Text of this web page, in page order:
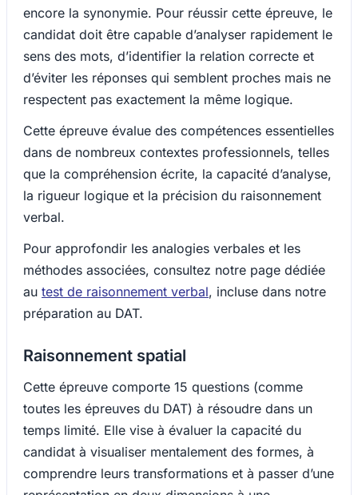
encore la synonymie. Pour réussir cette épreuve, le
candidat doit être capable d’analyser rapidement le
sens des mots, d’identifier la relation correcte et
d’éviter les réponses qui semblent proches mais ne
respectent pas exactement la même logique.
Cette épreuve évalue des compétences essentielles
dans de nombreux contextes professionnels, telles
que la compréhension écrite, la capacité d’analyse,
la rigueur logique et la précision du raisonnement
verbal.
Pour approfondir les analogies verbales et les
méthodes associées, consultez notre page dédiée
au test de raisonnement verbal, incluse dans notre
préparation au DAT.
Raisonnement spatial
Cette épreuve comporte 15 questions (comme
toutes les épreuves du DAT) à résoudre dans un
temps limité. Elle vise à évaluer la capacité du
candidat à visualiser mentalement des formes, à
comprendre leurs transformations et à passer d’une